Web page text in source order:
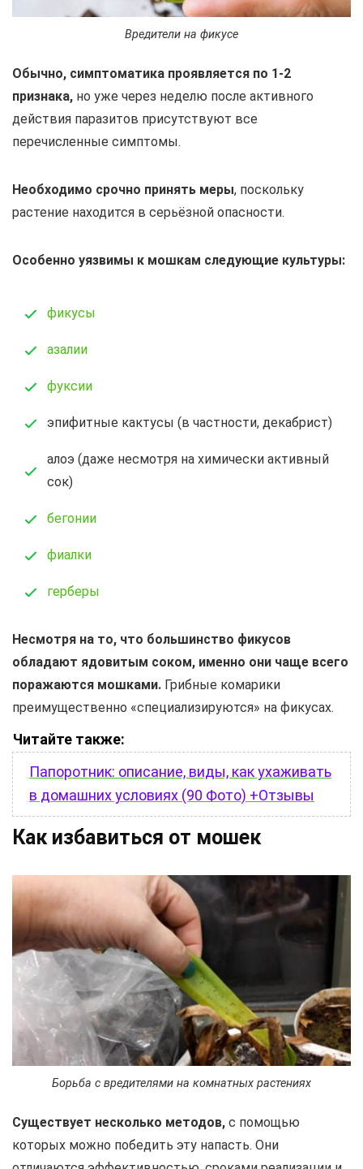
Вредители на фикусе
Обычно, симптоматика проявляется по 1-2
признака, но уже через неделю после активного
действия паразитов присутствуют все
перечисленные симптомы.
Необходимо срочно принять меры, поскольку
растение находится в серьёзной опасности.
Особенно уязвимы к мошкам следующие культуры:
фикусы
азалии
фуксии
эпифитные кактусы (в частности, декабрист)
алоэ (даже несмотря на химически активный
сок)
бегонии
фиалки
герберы
Несмотря на то, что большинство фикусов
обладают ядовитым соком, именно они чаще всего
поражаются мошками. Грибные комарики
преимущественно «специализируются» на фикусах.
Читайте также:
Папоротник: описание, виды, как ухаживать
в домашних условиях (90 Фото) +Отзывы
Как избавиться от мошек
Борьба с вредителями на комнатных растениях
Существует несколько методов, с помощью
которых можно победить эту напасть. Они